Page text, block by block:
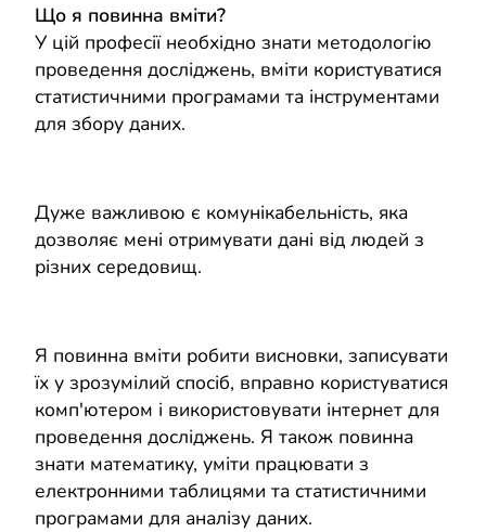
Що я повинна вміти?
У цій професії необхідно знати методологію
проведення досліджень, вміти користуватися
статистичними програмами та інструментами
для збору даних.
Дуже важливою є комунікабельність, яка
дозволяє мені отримувати дані від людей з
різних середовищ.
Я повинна вміти робити висновки, записувати
їх у зрозумілий спосіб, вправно користуватися
комп'ютером і використовувати інтернет для
проведення досліджень. Я також повинна
знати математику, уміти працювати з
електронними таблицями та статистичними
програмами для аналізу даних.